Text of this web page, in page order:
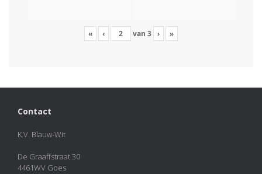
« ‹ van 3 › »
Contact
K.V. Blauw-Wit
De Graaffstraat 30
4461WV Goes